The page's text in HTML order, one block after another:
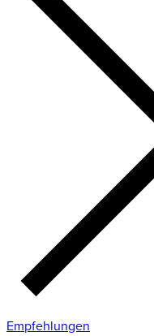
Empfehlungen